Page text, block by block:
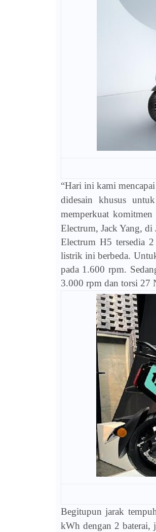
“Hari ini kami
didesain khusus
memperkuat
Electrum, Jack Yang,
Electrum H5 tersedia
listrik ini berbeda.
pada 1.600 rpm.
3.000 rpm dan torsi 27
Begitupun jarak
kWh dengan 2 baterai,